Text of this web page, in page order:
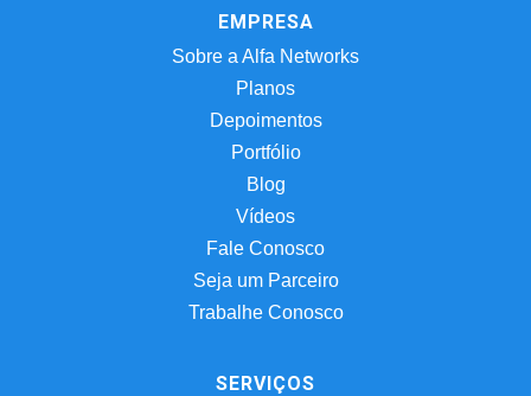
EMPRESA
Sobre a Alfa Networks
Planos
Depoimentos
Portfólio
Blog
Vídeos
Fale Conosco
Seja um Parceiro
Trabalhe Conosco
SERVIÇOS